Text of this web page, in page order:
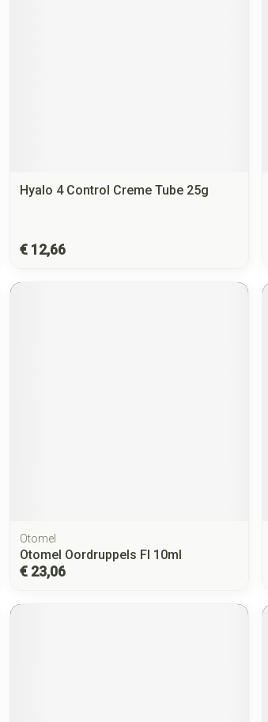
Hyalo 4 Control Creme Tube 25g
€ 12,66
Otomel
Otomel Oordruppels Fl 10ml
€ 23,06